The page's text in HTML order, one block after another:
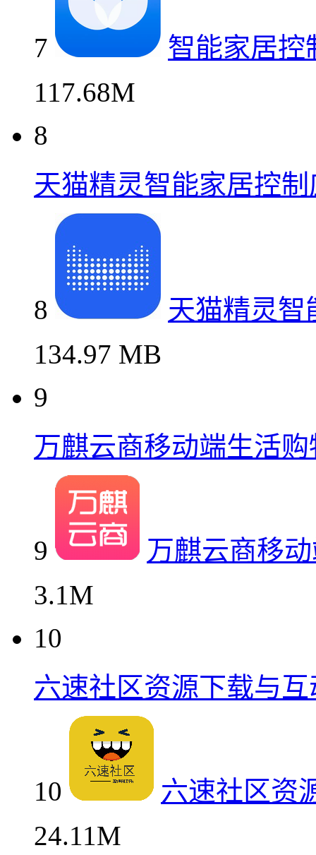
7
智能家居控
117.68M
8
天猫精灵智能家居控
8
天猫精灵智
134.97 MB
9
万麒云商移动端生活
9
万麒云商移
3.1M
10
六速社区资源下载与
10
六速社区资
24.11M